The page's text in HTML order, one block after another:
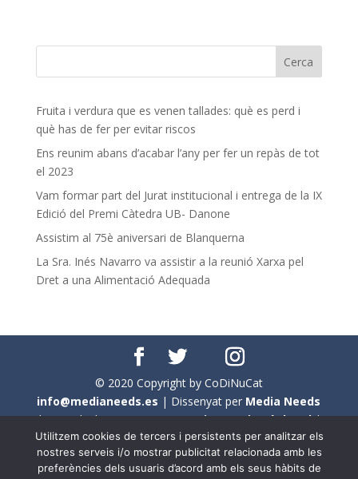
Fruita i verdura que es venen tallades: què es perd i
què has de fer per evitar riscos
Ens reunim abans d’acabar l’any per fer un repàs de tot
el 2023
Vam formar part del Jurat institucional i entrega de la IX
Edició del Premi Càtedra UB- Danone
Assistim al 75è aniversari de Blanquerna
La Sra. Inés Navarro va assistir a la reunió Xarxa pel
Dret a una Alimentació Adequada
© 2020 Copyright by CoDiNuCat
info@medianeeds.es | Dissenyat per Media Needs
| Tots els drets reservats aCoDiNuCat |Avís legal|
Avís per cookies
En aquest web s'ha tingut en compte l'ús no sexista del
Utilitzem cookies de tercers i persistents per analitzar els
nostres serveis i/o mostrar publicitat relacionada amb les
preferències dels usuaris d’acord amb els seus hàbits de